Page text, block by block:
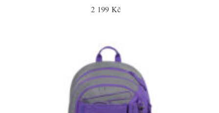
2 199 Kč